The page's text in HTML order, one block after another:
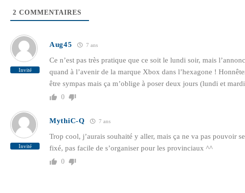
2 COMMENTAIRES
Invité
Aug45 7 ans
Ce n’est pas très pratique que ce soit le lundi soir, mais
quand à l’avenir de la marque Xbox dans l’hexagone !
être sympas mais ça m’oblige à poser deux jours (lundi et
0
Invité
MythiC-Q 7 ans
Trop cool, j’aurais souhaité y aller, mais ça ne va pas pouvoir
fixé, pas facile de s’organiser pour les provinciaux ^^
0